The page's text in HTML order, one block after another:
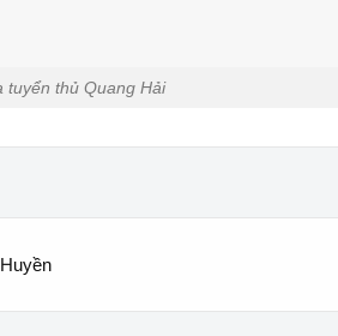
tuyển thủ Quang Hải